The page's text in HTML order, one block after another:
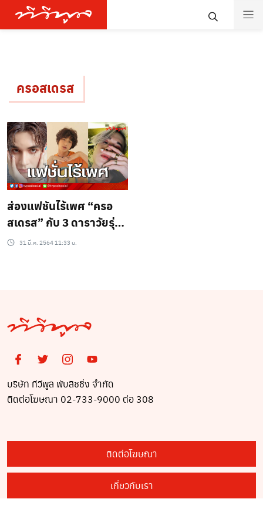
ครอสเดรส
ส่องแฟชันไร้เพศ “ครอ
สเดรส” กับ 3 ดาราวัยรุ่น
ชายไทย
31 มี.ค. 2564 11:33 น.
บริษัท ทีวีพูล พับลิชชิ่ง จำกัด
ติดต่อโฆษณา 02-733-9000 ต่อ 308
ติดต่อโฆษณา
เกี่ยวกับเรา